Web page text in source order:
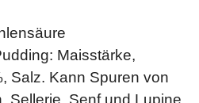
Maisstärke,
Salz. Kann Spuren von
Sellerie, Senf und Lupine